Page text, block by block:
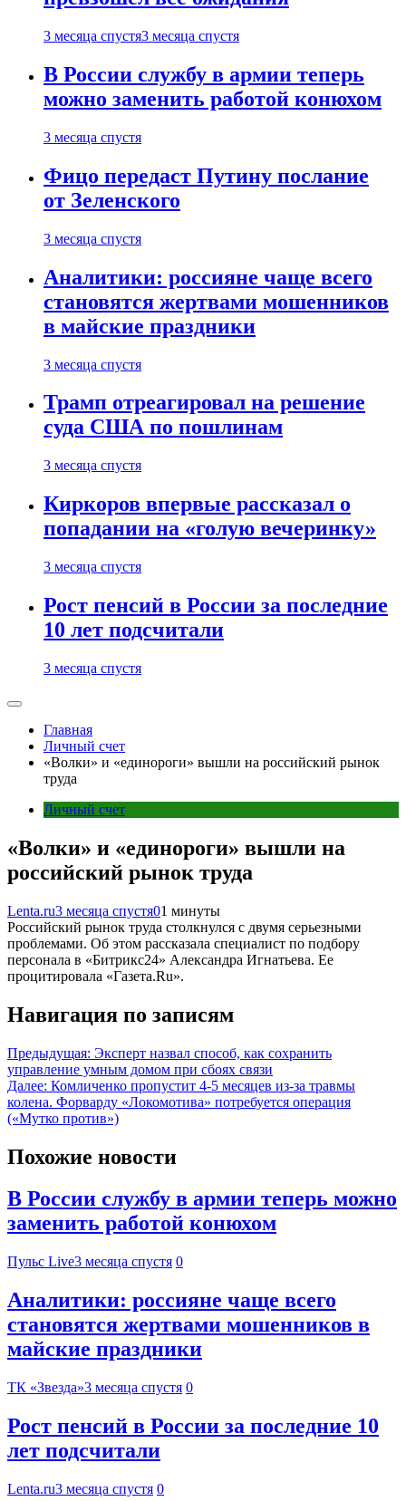
3 месяца спустя3 месяца спустя
В России службу в армии теперь
можно заменить работой конюхом
3 месяца спустя
Фицо передаст Путину послание
от Зеленского
3 месяца спустя
Аналитики: россияне чаще всего
становятся жертвами мошенников
в майские праздники
3 месяца спустя
Трамп отреагировал на решение
суда США по пошлинам
3 месяца спустя
Киркоров впервые рассказал о
попадании на «голую вечеринку»
3 месяца спустя
Рост пенсий в России за последние
10 лет подсчитали
3 месяца спустя
Главная
Личный счет
«Волки» и «единороги» вышли на российский рынок
труда
Личный счет
«Волки» и «единороги» вышли на
российский рынок труда
Lenta.ru3 месяца спустя01 минуты
Российский рынок труда столкнулся с двумя серьезными
проблемами. Об этом рассказала специалист по подбору
персонала в «Битрикс24» Александра Игнатьева. Ее
процитировала «Газета.Ru».
Навигация по записям
Предыдущая: Эксперт назвал способ, как сохранить
управление умным домом при сбоях связи
Далее: Комличенко пропустит 4-5 месяцев из-за травмы
колена. Форварду «Локомотива» потребуется операция
(«Мутко против»)
Похожие новости
В России службу в армии теперь можно
заменить работой конюхом
Пульс Live3 месяца спустя 0
Аналитики: россияне чаще всего
становятся жертвами мошенников в
майские праздники
ТК «Звезда»3 месяца спустя 0
Рост пенсий в России за последние 10
лет подсчитали
Lenta.ru3 месяца спустя 0